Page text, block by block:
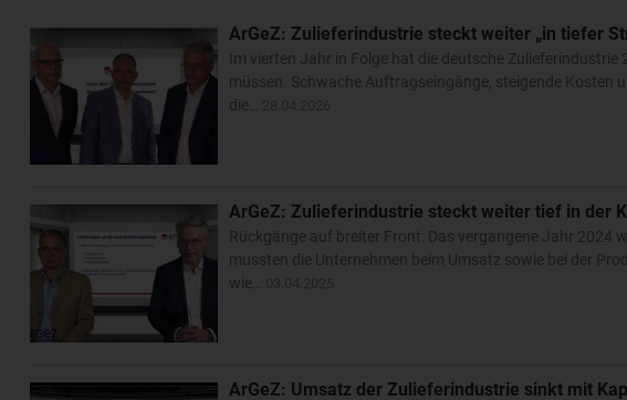
ArGeZ: Zulieferindustrie steckt weiter „in tiefer
Im vierten Jahr in Folge hat die deutsche
müssen. Schwache Auftragseingänge, steigende Kosten
die…
ArGeZ: Zulieferindustrie steckt weiter tief in der
Rückgänge auf breiter Front: Das vergangene Jahr 2024
mussten die Unternehmen beim Umsatz sowie bei der
wie…
ArGeZ: Umsatz der Zulieferindustrie sinkt mit